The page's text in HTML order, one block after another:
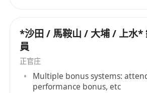
你想搵一份穩定全職，抑或想挑戰
都歡迎過來傾，我哋唔畫大餅，
*沙田 / 馬鞍山 / 大埔 / 上水*
員
正官庄
Multiple bonus systems:
performance bonus, etc